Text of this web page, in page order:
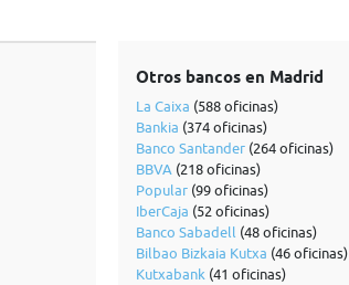
Otros bancos en Madrid
La Caixa (588 oficinas)
Bankia (374 oficinas)
Banco Santander(264 oficinas)
BBVA (218 oficinas)
Popular(99 oficinas)
IberCaja (52 oficinas)
Banco Sabadell (48 oficinas)
Bilbao Bizkaia Kutxa (46 oficinas)
Kutxabank (41 oficinas)